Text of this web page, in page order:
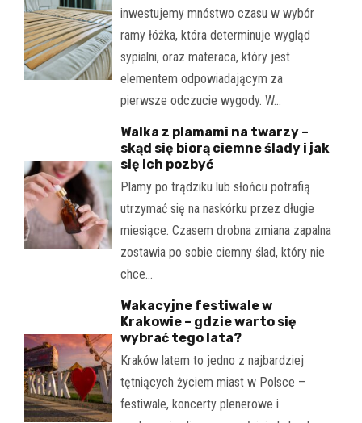
inwestujemy mnóstwo czasu w wybór
ramy łóżka, która determinuje wygląd
sypialni, oraz materaca, który jest
elementem odpowiadającym za
pierwsze odczucie wygody. W…
Walka z plamami na twarzy –
skąd się biorą ciemne ślady i jak
się ich pozbyć
Plamy po trądziku lub słońcu potrafią
utrzymać się na naskórku przez długie
miesiące. Czasem drobna zmiana zapalna
zostawia po sobie ciemny ślad, który nie
chce…
Wakacyjne festiwale w
Krakowie – gdzie warto się
wybrać tego lata?
Kraków latem to jedno z najbardziej
tętniących życiem miast w Polsce –
festiwale, koncerty plenerowe i